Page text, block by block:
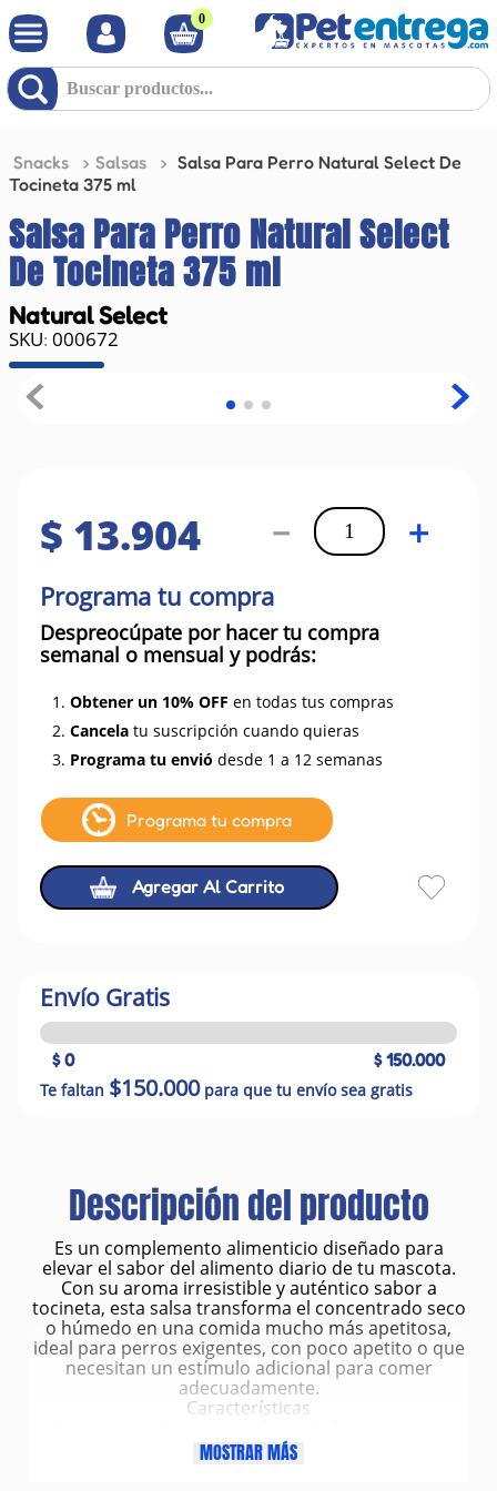
0
Buscar productos...
Snacks Salsas
Salsa Para Perro Natural Select De
Tocineta 375 ml
Salsa Para Perro Natural Select
De Tocineta 375 ml
Natural Select
: 000672
$ 13.904 ＋
－
Programa tu compra
Despreocúpate por hacer tu compra
semanal o mensual y podrás:
1. Obtener un 10% OFF en todas tus compras
2. Cancela tu suscripción cuando quieras
3. Programa tu envió desde 1 a 12 semanas
Programa tu compra
Agregar Al Carrito
Envío Gratis
$ 0 $ 150.000
Te faltan $150.000para que tu envío sea gratis
Descripción del producto
Es un complemento alimenticio diseñado para
elevar el sabor del alimento diario de tu mascota.
Con su aroma irresistible y auténtico sabor a
tocineta, esta salsa transforma el concentrado seco
o húmedo en una comida mucho más apetitosa,
ideal para perros exigentes, con poco apetito o que
necesitan un estímulo adicional para comer
adecuadamente.
Características
incluso a los perros más selectivos.
Presentación líquida en frasco de 375 ml, práctica y
MOSTRAR MÁS